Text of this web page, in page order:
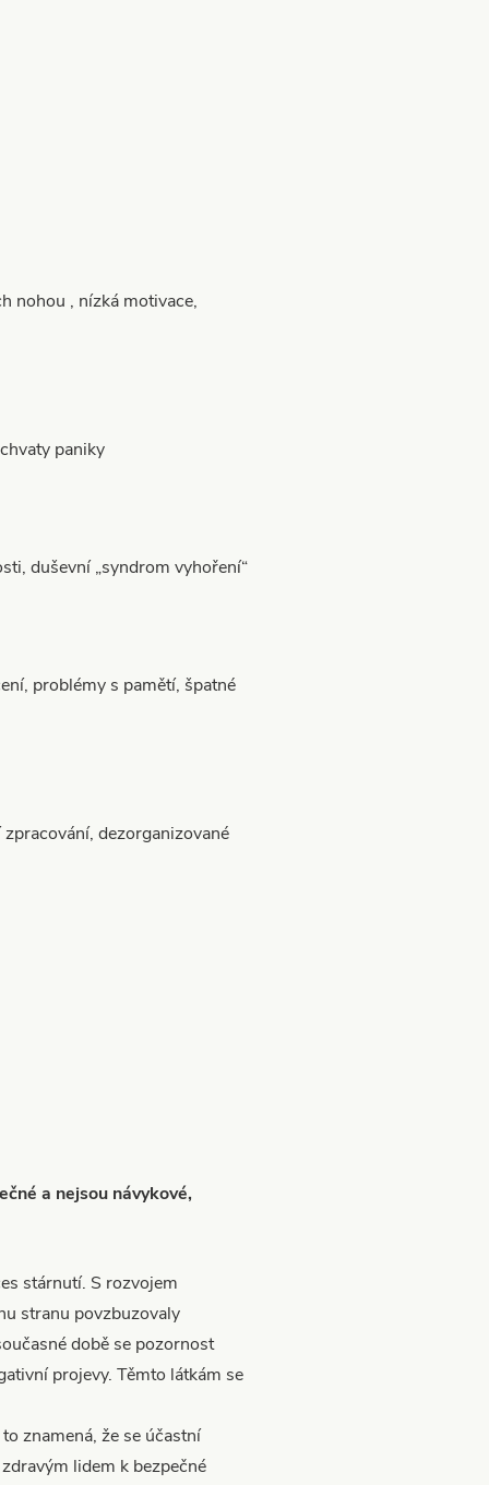
nohou , nízká motivace,
paniky
duševní „syndrom vyhoření“
problémy s pamětí, špatné
dezorganizované
a nejsou návykové,
stárnutí. S rozvojem
stranu povzbuzovaly
době se pozornost
projevy. Těmto látkám se
znamená, že se účastní
lidem k bezpečné